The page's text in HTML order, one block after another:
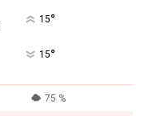
15°
15°
75 %